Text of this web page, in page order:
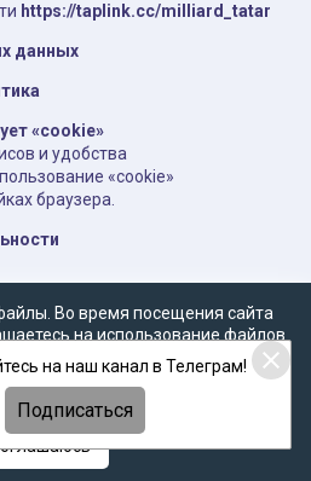
https://taplink.cc/milliard_tatar
данных
«cookie»
и удобства
«cookie»
браузера.
Во время посещения сайта
на использование файлов
уведомлением, согласием
данных,Политикой о
Политикой конфиденциальности
на наш канал в Телеграм!
Подписаться